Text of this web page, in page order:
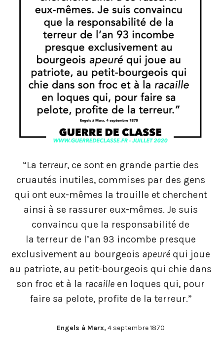
“La terreur, ce sont en grande partie des
cruautés inutiles, commises par des gens
qui ont eux-mêmes la trouille et cherchent
ainsi à se rassurer eux-mêmes. Je suis
convaincu que la responsabilité de
la terreur de l’an 93 incombe presque
exclusivement au bourgeois apeuréqui joue
au patriote, au petit-bourgeois qui chie dans
son froc et à la racaille en loques qui, pour
faire sa pelote, profite de la terreur.”
Engels à Marx,4 septembre 1870